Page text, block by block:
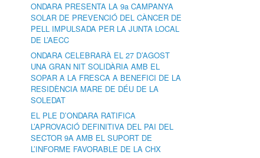
ONDARA PRESENTA LA 9a CAMPANYA
SOLAR DE PREVENCIÓ DEL CÀNCER DE
PELL IMPULSADA PER LA JUNTA LOCAL
DE L’AECC
ONDARA CELEBRARÀ EL 27 D’AGOST
UNA GRAN NIT SOLIDÀRIA AMB EL
SOPAR A LA FRESCA A BENEFICI DE LA
RESIDÈNCIA MARE DE DÉU DE LA
SOLEDAT
EL PLE D’ONDARA RATIFICA
L’APROVACIÓ DEFINITIVA DEL PAI DEL
SECTOR 9A AMB EL SUPORT DE
L’INFORME FAVORABLE DE LA CHX